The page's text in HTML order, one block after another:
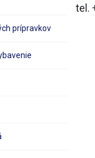
prípravkov
tel.